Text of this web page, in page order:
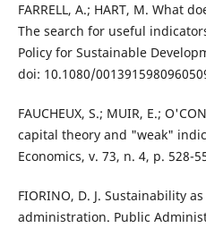
FARRELL, A.; HART, M. What
The search for useful
Policy for Sustainable
doi: 10.1080/
FAUCHEUX, S.; MUIR, E.;
capital theory and "weak"
Economics, v. 73, n. 4, p. 528-
FIORINO, D. J. Sustainability
administration. Public